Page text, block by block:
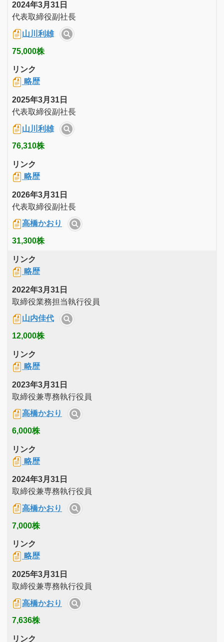
2024年3月31日
代表取締役副社長
山川利雄
75,000株
リンク
略歴
2025年3月31日
代表取締役副社長
山川利雄
76,310株
リンク
略歴
2026年3月31日
代表取締役副社長
高橋かおり
31,300株
リンク
略歴
2022年3月31日
取締役業務担当執行役員
山内佳代
12,000株
リンク
略歴
2023年3月31日
取締役兼専務執行役員
高橋かおり
6,000株
リンク
略歴
2024年3月31日
取締役兼専務執行役員
高橋かおり
7,000株
リンク
略歴
2025年3月31日
取締役兼専務執行役員
高橋かおり
7,636株
リンク